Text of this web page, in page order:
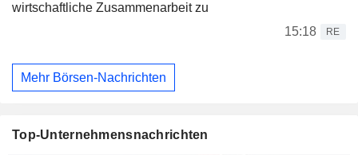
wirtschaftliche Zusammenarbeit zu
15:18
RE
Mehr Börsen-Nachrichten
Top-Unternehmensnachrichten